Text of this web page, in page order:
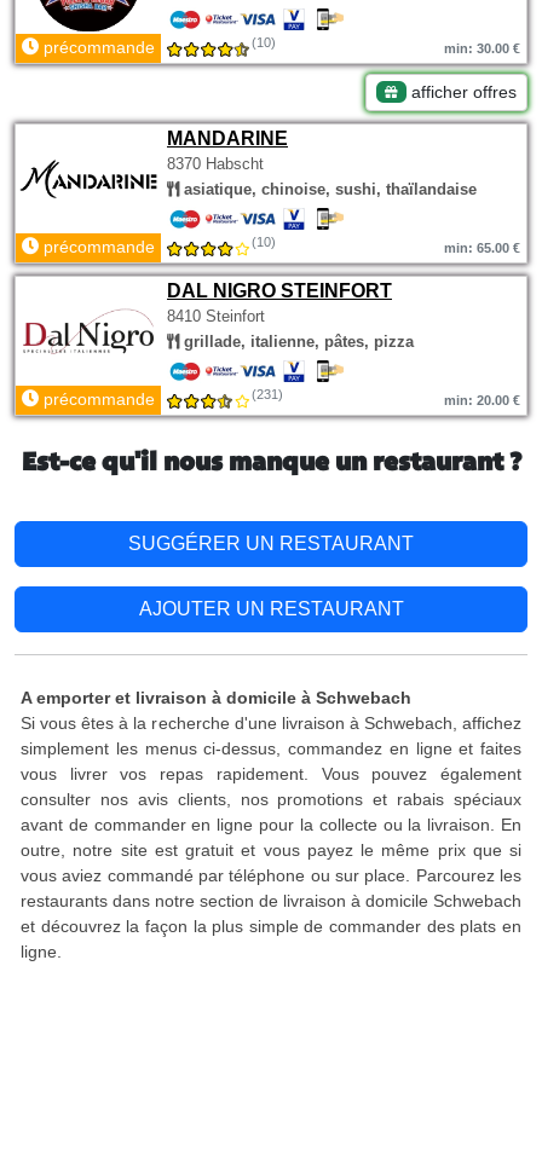
précommande (10) min: 30.00 €
afficher offres
MANDARINE
8370 Habscht
asiatique, chinoise, sushi, thaïlandaise
précommande (10) min: 65.00 €
DAL NIGRO STEINFORT
8410 Steinfort
grillade, italienne, pâtes, pizza
précommande (231) min: 20.00 €
Est-ce qu'il nous manque un restaurant ?
SUGGÉRER UN RESTAURANT
AJOUTER UN RESTAURANT
A emporter et livraison à domicile à Schwebach
Si vous êtes à la recherche d'une livraison à Schwebach, affichez
simplement les menus ci-dessus, commandez en ligne et faites
vous livrer vos repas rapidement. Vous pouvez également
consulter nos avis clients, nos promotions et rabais spéciaux
avant de commander en ligne pour la collecte ou la livraison. En
outre, notre site est gratuit et vous payez le même prix que si
vous aviez commandé par téléphone ou sur place. Parcourez les
restaurants dans notre section de livraison à domicile Schwebach
et découvrez la façon la plus simple de commander des plats en
ligne.